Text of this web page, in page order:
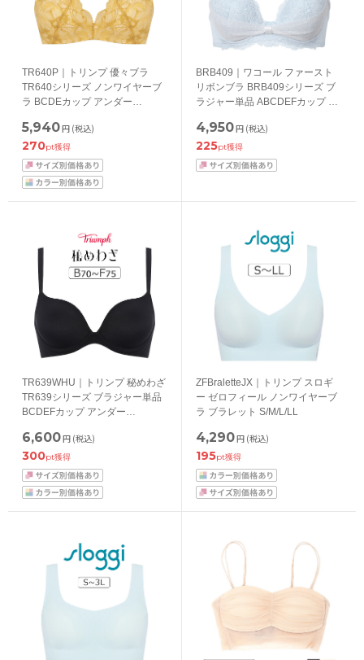
TR640P｜トリンプ 優々ブラ
TR640シリーズ ノンワイヤーブ
ラ BCDEカップ アンダー
5,940円 (税込)
270pt獲得
BRB409｜ワコール ファースト
リボンブラ BRB409シリーズ ブ
ラジャー単品 ABCDEFカップ ア
4,950円 (税込)
225pt獲得
TR639WHU｜トリンプ 秘めわざ
TR639シリーズ ブラジャー単品
BCDEFカップ アンダー
6,600円 (税込)
300pt獲得
ZFBraletteJX｜トリンプ スロギ
ー ゼロフィール ノンワイヤーブ
ラ ブラレット S/M/L/LL
4,290円 (税込)
195pt獲得